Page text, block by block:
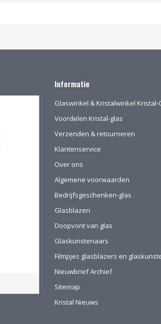
Informatie
Glaswinkel & Kristalwinkel Kristal-
Voordelen Kristal-glas
Verzenden & retourneren
Klantenservice
Over ons
Algemene voorwaarden
Bedrijfsgeschenken-glas
Glasblazen
Doopvont van glas
Glaskunstenaars
Filmpjes glasblazers en
Nieuwbrief Archief
Sitemap
Kristal Nieuws